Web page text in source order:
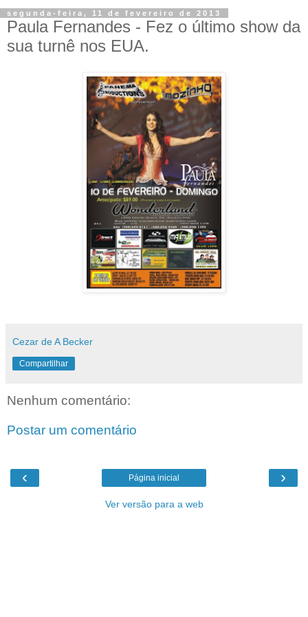
segunda-feira, 11 de fevereiro de 2013
Paula Fernandes - Fez o último show da
sua turnê nos EUA.
Cezar de A Becker
Compartilhar
Nenhum comentário:
Postar um comentário
‹ ›
Página inicial
Ver versão para a web